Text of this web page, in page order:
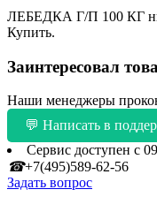
ЛЕБЕДКА Г/П 100 КГ
Купить.
Заинтересовал
Наши менеджеры
💬 Написать в
Сервис доступен с
☎+7(495)589-62-56
Задать вопрос